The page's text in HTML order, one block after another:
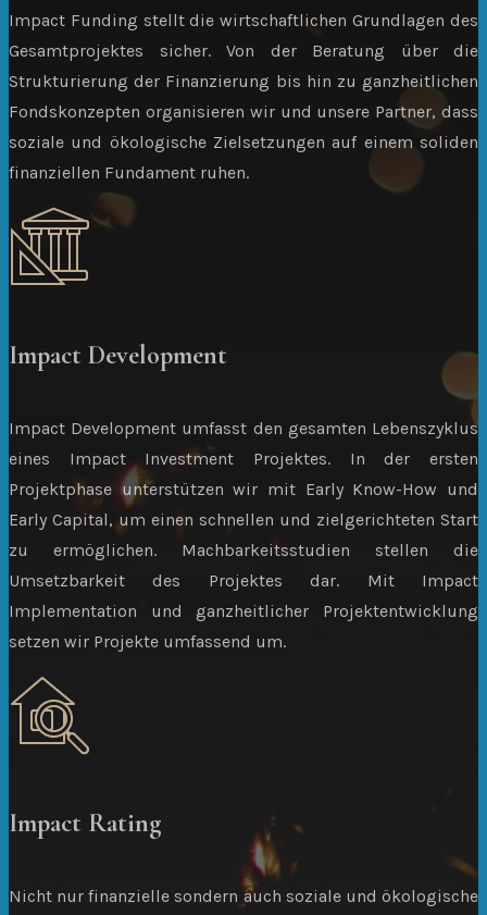
Impact Funding stellt die wirtschaftlichen Grundlagen des
Gesamtprojektes sicher. Von der Beratung über die
Strukturierung der Finanzierung bis hin zu ganzheitlichen
Fondskonzepten organisieren wir und unsere Partner, dass
soziale und ökologische Zielsetzungen auf einem soliden
finanziellen Fundament ruhen.
Impact Development
Impact Development umfasst den gesamten Lebenszyklus
eines Impact Investment Projektes. In der ersten
Projektphase unterstützen wir mit Early Know-How und
Early Capital, um einen schnellen und zielgerichteten Start
zu ermöglichen. Machbarkeitsstudien stellen die
Umsetzbarkeit des Projektes dar. Mit Impact
Implementation und ganzheitlicher Projektentwicklung
setzen wir Projekte umfassend um.
Impact Rating
Nicht nur finanzielle sondern auch soziale und ökologische